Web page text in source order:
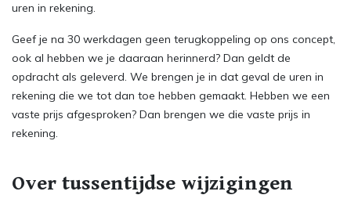
uren in rekening.
Geef je na 30 werkdagen geen terugkoppeling op ons concept,
ook al hebben we je daaraan herinnerd? Dan geldt de
opdracht als geleverd. We brengen je in dat geval de uren in
rekening die we tot dan toe hebben gemaakt. Hebben we een
vaste prijs afgesproken? Dan brengen we die vaste prijs in
rekening.
Over tussentijdse wijzigingen